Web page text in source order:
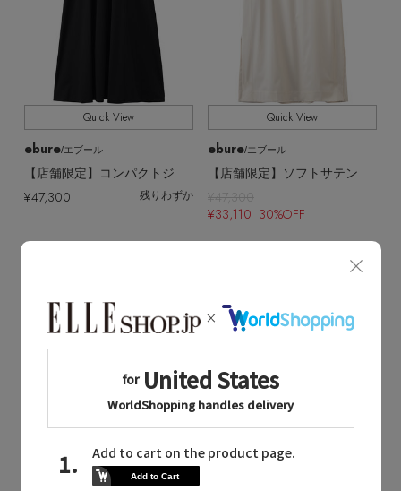
Quick View
ebure/エブール
¥47,300 残りわずか
Quick View
ebure/エブール
¥47,300
¥33,110 30%OFF